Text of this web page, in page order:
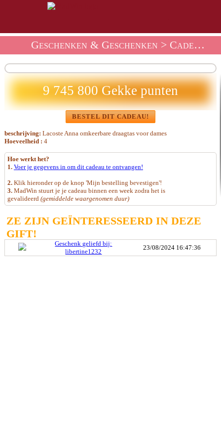
Geschenken & Geschenken > Cadeau Winkeltassen En Accessoires
9 745 800 Gekke punten
BESTEL DIT CADEAU!
beschrijving: Lacoste Anna omkeerbare draagtas voor dames
Hoeveelheid : 4
Hoe werkt het?
1. Voer je gegevens in om dit cadeau te ontvangen!
2.Klik hieronder op de knop 'Mijn bestelling bevestigen'!
3.MadWin stuurt je je cadeau binnen een week zodra het is
gevalideerd (gemiddelde waargenomen duur)
ZE ZIJN GEÏNTERESSEERD IN DEZE
GIFT!
Geschenk geliefd bij:
libertine1232
23/08/2024 16:47:36